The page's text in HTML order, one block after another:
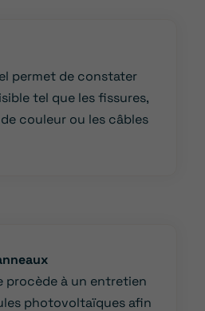
permet de constater
tel que les fissures,
couleur ou les câbles
procède à un entretien
photovoltaïques afin